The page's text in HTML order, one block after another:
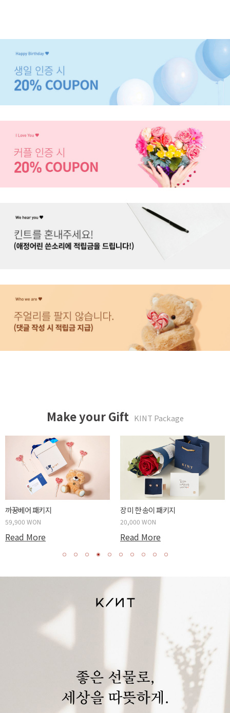
Make your Gift KINT Package
까꿍베어 패키지
59,900 WON
Read More
장미 한 송이 패키지
20,000 WON
Read More